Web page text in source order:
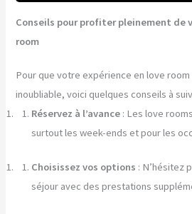
Conseils pour profiter pleinement de
room
Pour que votre expérience en love
inoubliable, voici quelques conseils à
Réservez à l’avance : Les love
surtout les week-ends et pour les
Choisissez vos options : N’hésitez
séjour avec des prestations